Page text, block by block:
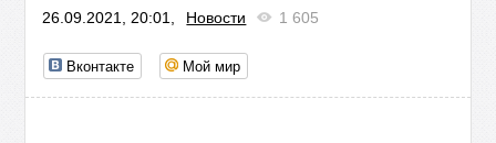
26.09.2021, 20:01, Новости 1 605
Вконтакте Мой мир